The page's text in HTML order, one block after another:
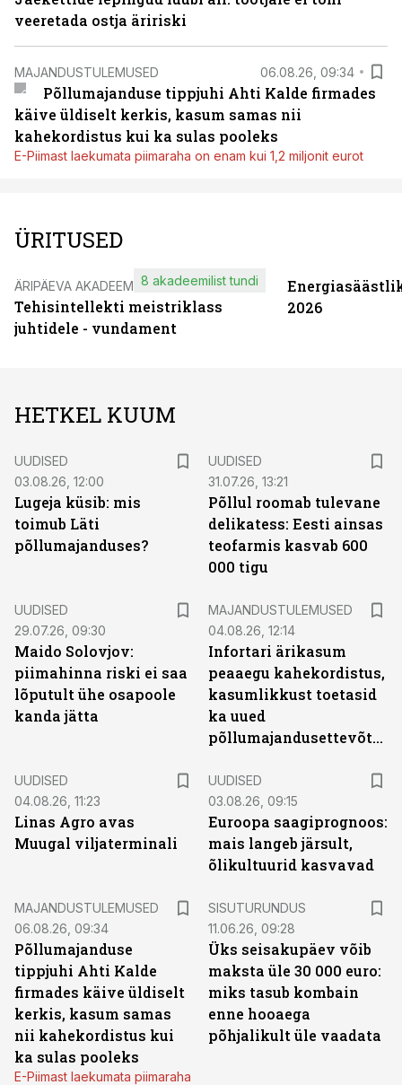
veeretada ostja äririski
MAJANDUSTULEMUSED 06.08.26, 09:34
Põllumajanduse tippjuhi Ahti Kalde firmades
käive üldiselt kerkis, kasum samas nii
kahekordistus kui ka sulas pooleks
E-Piimast laekumata piimaraha on enam kui 1,2 miljonit eurot
ÜRITUSED
ÄRIPÄEVA AKADEEMIA
Tehisintellekti meistriklass
juhtidele - vundament
8 akadeemilist tundi
2026
HETKEL KUUM
UUDISED
03.08.26, 12:00
Lugeja küsib: mis
toimub Läti
põllumajanduses?
UUDISED
31.07.26, 13:21
Põllul roomab tulevane
delikatess: Eesti ainsas
teofarmis kasvab 600
000 tigu
UUDISED
29.07.26, 09:30
Maido Solovjov:
piimahinna riski ei saa
lõputult ühe osapoole
kanda jätta
MAJANDUSTULEMUSED
04.08.26, 12:14
Infortari ärikasum
peaaegu kahekordistus,
kasumlikkust toetasid
ka uued
põllumajandusettevõtted
UUDISED
04.08.26, 11:23
Linas Agro avas
Muugal viljaterminali
UUDISED
03.08.26, 09:15
Euroopa saagiprognoos:
mais langeb järsult,
õlikultuurid kasvavad
MAJANDUSTULEMUSED
06.08.26, 09:34
Põllumajanduse
tippjuhi Ahti Kalde
firmades käive üldiselt
kerkis, kasum samas
nii kahekordistus kui
ka sulas pooleks
E-Piimast laekumata piimaraha
SISUTURUNDUS
11.06.26, 09:28
Üks seisakupäev võib
maksta üle 30 000 euro:
miks tasub kombain
enne hooaega
põhjalikult üle vaadata